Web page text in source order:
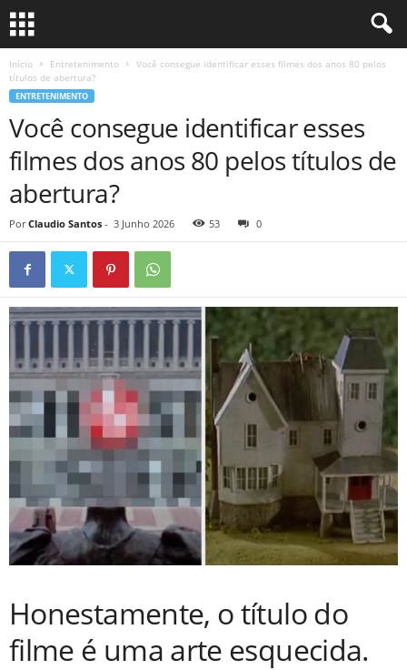
Início Entretenimento
Você consegue identificar esses filmes dos anos 80 pelos
títulos de abertura?
ENTRETENIMENTO
Você consegue identificar esses
filmes dos anos 80 pelos títulos de
abertura?
Por Claudio Santos - 3 Junho 2026 53 0
Honestamente, o título do
filme é uma arte esquecida.